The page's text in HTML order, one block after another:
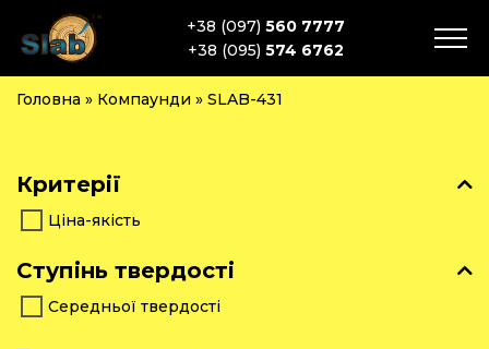
+38 (097) 560 7777
+38 (095) 574 6762
Головна » Компаунди » SLAB-431
Критерії
Ціна-якість
Ступінь твердості
Середньої твердості